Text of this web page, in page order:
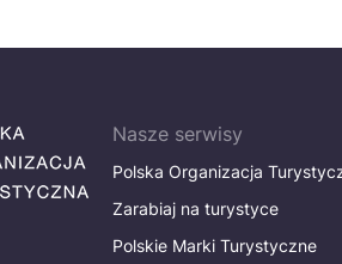
Nasze serwisy
Polska Organizacja
Zarabiaj na turystyce
Polskie Marki Turystyczne